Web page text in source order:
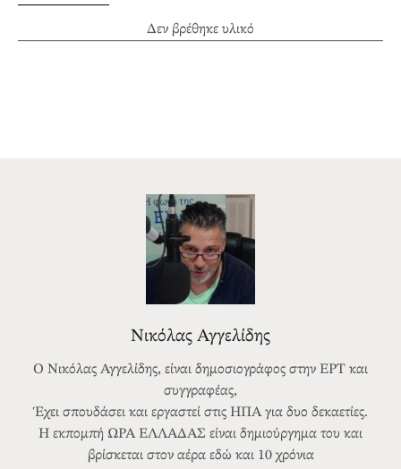
Δεν βρέθηκε υλικό
Νικόλας Αγγελίδης
Ο Νικόλας Αγγελίδης, είναι δημοσιογράφος στην ΕΡΤ και
συγγραφέας,
Έχει σπουδάσει και εργαστεί στις ΗΠΑ για δυο δεκαετίες.
Η εκπομπή ΩΡΑ ΕΛΛΑΔΑΣ είναι δημιούργημα του και
βρίσκεται στον αέρα εδώ και 10 χρόνια